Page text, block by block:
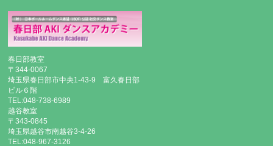
春日部教室
〒344-0067
埼玉県春日部市中央1-43-9 富久春日部
ビル６階
TEL:048-738-6989
越谷教室
〒343-0845
埼玉県越谷市南越谷3-4-26
TEL:048-967-3126